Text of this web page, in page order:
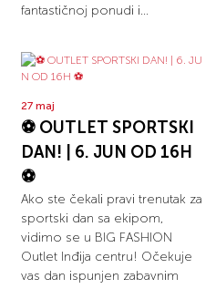
fantastičnoj ponudi i...
27 maj
⚽ OUTLET SPORTSKI
DAN! | 6. JUN OD 16H
⚽
Ako ste čekali pravi trenutak za
sportski dan sa ekipom,
vidimo se u BIG FASHION
Outlet Inđija centru! Očekuje
vas dan ispunjen zabavnim